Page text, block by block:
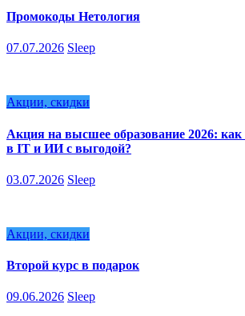
Промокоды Нетология
07.07.2026 Sleep
Акции, скидки
Акция на высшее образование 2026:
в IT и ИИ с выгодой?
03.07.2026 Sleep
Акции, скидки
Второй курс в подарок
09.06.2026 Sleep